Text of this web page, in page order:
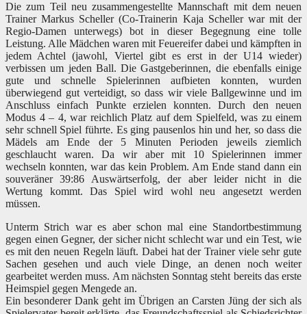
Die zum Teil neu zusammengestellte Mannschaft mit dem neuen
Trainer Markus Scheller (Co-Trainerin Kaja Scheller war mit der
Regio-Damen unterwegs) bot in dieser Begegnung eine tolle
Leistung. Alle Mädchen waren mit Feuereifer dabei und kämpften in
jedem Achtel (jawohl, Viertel gibt es erst in der U14 wieder)
verbissen um jeden Ball. Die Gastgeberinnen, die ebenfalls einige
gute und schnelle Spielerinnen aufbieten konnten, wurden
überwiegend gut verteidigt, so dass wir viele Ballgewinne und im
Anschluss einfach Punkte erzielen konnten. Durch den neuen
Modus 4 – 4, war reichlich Platz auf dem Spielfeld, was zu einem
sehr schnell Spiel führte. Es ging pausenlos hin und her, so dass die
Mädels am Ende der 5 Minuten Perioden jeweils ziemlich
geschlaucht waren. Da wir aber mit 10 Spielerinnen immer
wechseln konnten, war das kein Problem. Am Ende stand dann ein
souveräner 39:86 Auswärtserfolg, der aber leider nicht in die
Wertung kommt. Das Spiel wird wohl neu angesetzt werden
müssen.
Unterm Strich war es aber schon mal eine Standortbestimmung
gegen einen Gegner, der sicher nicht schlecht war und ein Test, wie
es mit den neuen Regeln läuft. Dabei hat der Trainer viele sehr gute
Sachen gesehen und auch viele Dinge, an denen noch weiter
gearbeitet werden muss. Am nächsten Sonntag steht bereits das erste
Heimspiel gegen Mengede an.
Ein besonderer Dank geht im Übrigen an Carsten Jüng der sich als